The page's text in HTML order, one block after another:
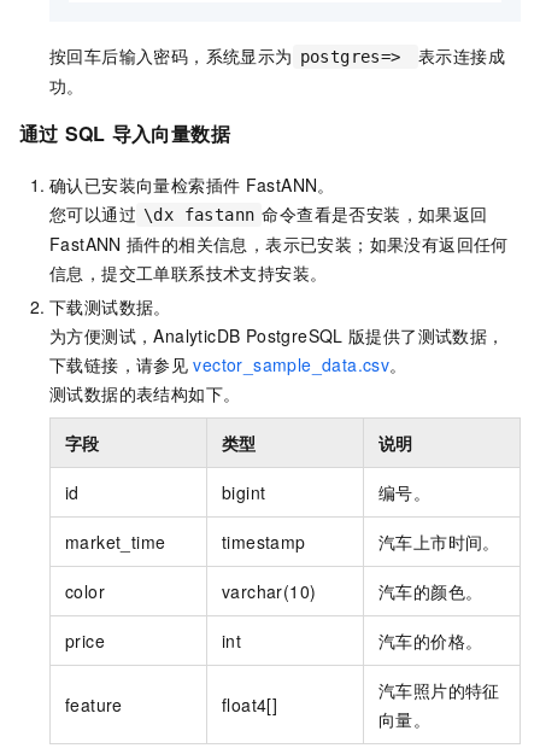
按回车后输入密码，系统显示为 postgres=>
表示连接成
功。
通过 SQL 导入向量数据
确认已安装向量检索插件 FastANN。
您可以通过 \dx fastann 命令查看是否安装，如果返回
FastANN 插件的相关信息，表示已安装；如果没有返回任何
信息，提交工单联系技术支持安装。
下载测试数据。
为方便测试，AnalyticDB PostgreSQL 版提供了测试数据，
下载链接，请参见 vector_sample_data.csv。
测试数据的表结构如下。
字段 类型 说明
id bigint 编号。
market_time timestamp 汽车上市时间。
color varchar(10) 汽车的颜色。
price int 汽车的价格。
feature float4[]
汽车照片的特征
向量。